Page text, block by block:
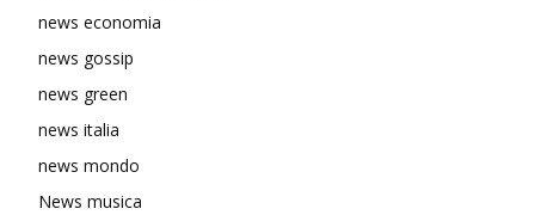
news economia
news gossip
news green
news italia
news mondo
News musica